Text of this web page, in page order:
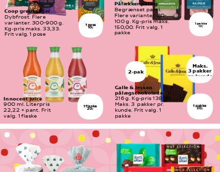
1 flaske
20,-
Innocent juice
900 ml. Literpris
22,22 + pant. Frit
valg. 1 flaske
1 pakke
30,-
Galle & Jessen
pålægschokolade
216 g. Kg-pris 138,89.
Maks. 3  pakker pr.
kunde. Frit valg. 1
pakke
1 pose
10,-
Coop grøntsager
Dybfrost. Flere
varianter. 300-900 g.
Kg-pris maks. 33,33.
Frit valg. 1 pose
1 pakke
12,-
Pålækker pålæg
Begrænset parti.
Flere varianter. 80-
100 g. Kg-pris maks.
150,00. Frit valg. 1
pakke
2-pak
Maks.
3 pakker
pr. kunde